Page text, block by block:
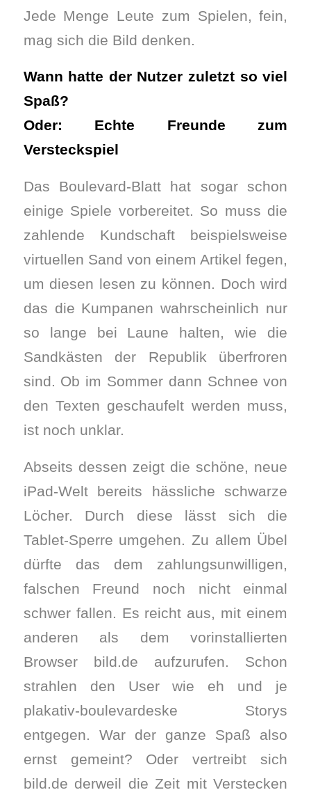
Jede Menge Leute zum Spielen, fein,
mag sich die Bild denken.
Wann hatte der Nutzer zuletzt so viel
Spaß?
Oder: Echte Freunde zum
Versteckspiel
Das Boulevard-Blatt hat sogar schon
einige Spiele vorbereitet. So muss die
zahlende Kundschaft beispielsweise
virtuellen Sand von einem Artikel fegen,
um diesen lesen zu können. Doch wird
das die Kumpanen wahrscheinlich nur
so lange bei Laune halten, wie die
Sandkästen der Republik überfroren
sind. Ob im Sommer dann Schnee von
den Texten geschaufelt werden muss,
ist noch unklar.
Abseits dessen zeigt die schöne, neue
iPad-Welt bereits hässliche schwarze
Löcher. Durch diese lässt sich die
Tablet-Sperre umgehen. Zu allem Übel
dürfte das dem zahlungsunwilligen,
falschen Freund noch nicht einmal
schwer fallen. Es reicht aus, mit einem
anderen als dem vorinstallierten
Browser bild.de aufzurufen. Schon
strahlen den User wie eh und je
plakativ-boulevardeske Storys
entgegen. War der ganze Spaß also
ernst gemeint? Oder vertreibt sich
bild.de derweil die Zeit mit Verstecken